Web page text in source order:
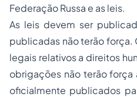
Federação Russa e as leis.
As leis devem ser
publicadas não terão força.
legais relativos a direitos
obrigações não terão
oficialmente publicados